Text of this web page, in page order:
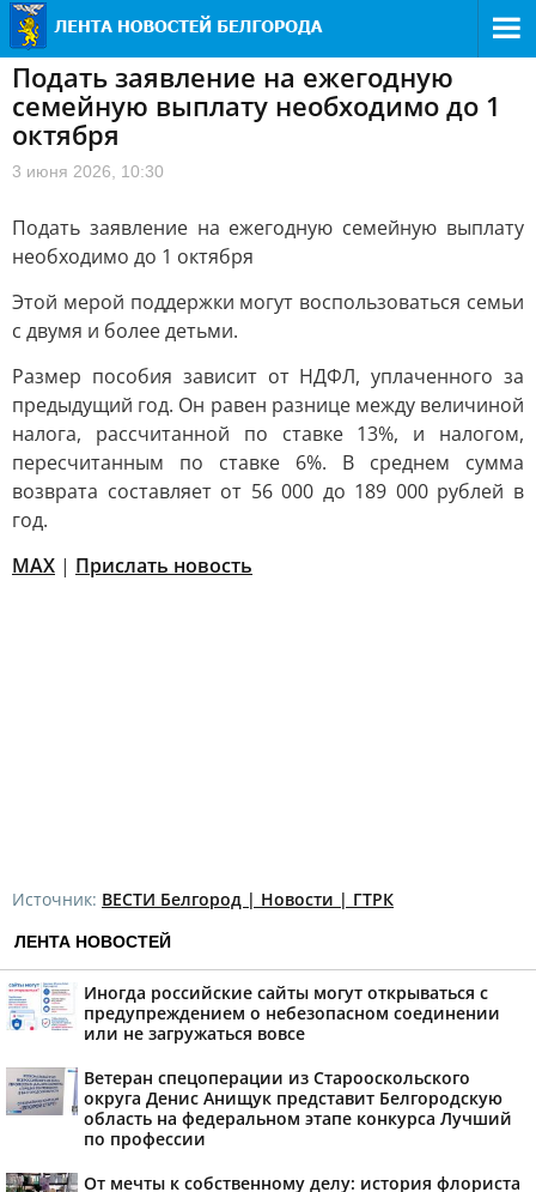
Подать заявление на ежегодную
семейную выплату необходимо до 1
октября
3 июня 2026, 10:30
Подать заявление на ежегодную семейную выплату
необходимо до 1 октября
Этой мерой поддержки могут воспользоваться семьи
с двумя и более детьми.
Размер пособия зависит от НДФЛ, уплаченного за
предыдущий год. Он равен разнице между величиной
налога, рассчитанной по ставке 13%, и налогом,
пересчитанным по ставке 6%. В среднем сумма
возврата составляет от 56 000 до 189 000 рублей в
год.
MAX | Прислать новость
Источник: ВЕСТИ Белгород | Новости | ГТРК
ЛЕНТА НОВОСТЕЙ
Иногда российские сайты могут открываться с
предупреждением о небезопасном соединении
или не загружаться вовсе
Ветеран спецоперации из Старооскольского
округа Денис Анищук представит Белгородскую
область на федеральном этапе конкурса Лучший
по профессии
От мечты к собственному делу: история флориста